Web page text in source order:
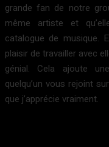
grande fan de notre
même artiste et
catalogue de musique.
plaisir de travailler avec
génial. Cela ajoute
quelqu’un vous rejoint
que j’apprécie vraiment.